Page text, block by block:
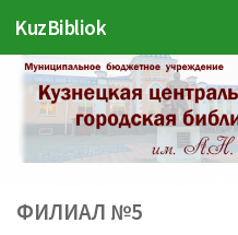
Перейти к содержимому
KuzBibliok
ФИЛИАЛ №5